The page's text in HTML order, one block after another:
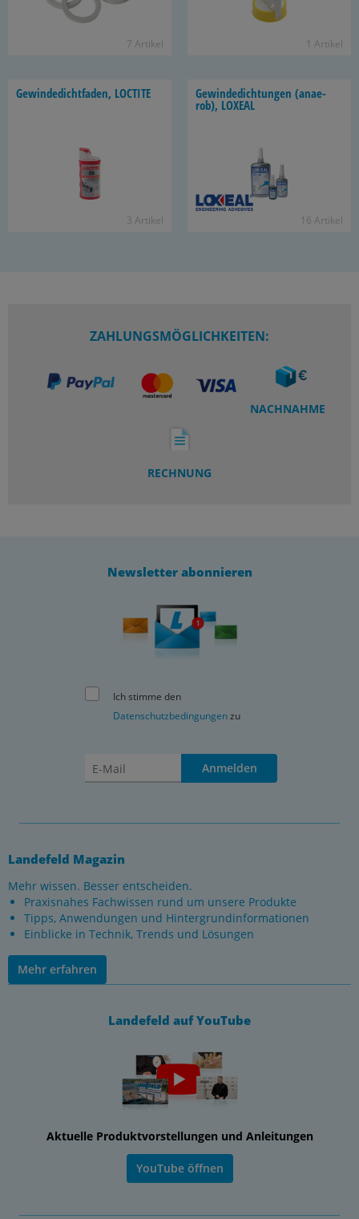
7 Ar­ti­kel 1 Ar­ti­kel
Ge­win­de­dicht­fa­den, LOC­TI­TE
3 Ar­ti­kel
Ge­win­de­dich­tun­gen (an­ae­
rob), LO­XE­AL
16 Ar­ti­kel
ZAHLUNGSMÖGLICHKEITEN:
NACHNAHME
RECHNUNG
Newsletter abonnieren
Ich stimme den
Datenschutzbedingungenzu
Anmelden
Landefeld Magazin
Mehr wissen. Besser entscheiden.
Praxisnahes Fachwissen rund um unsere Produkte
Tipps, Anwendungen und Hintergrundinformationen
Einblicke in Technik, Trends und Lösungen
Mehr erfahren
Landefeld auf YouTube
Aktuelle Produktvorstellungen und Anleitungen
YouTube öffnen